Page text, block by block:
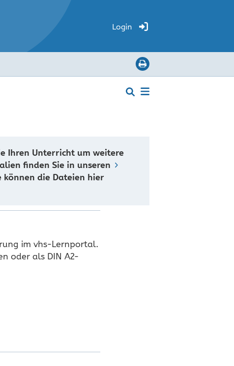
Login
Ihren Unterricht um weitere
finden Sie in unseren
können die Dateien hier
im vhs-Lernportal.
oder als DIN A2-